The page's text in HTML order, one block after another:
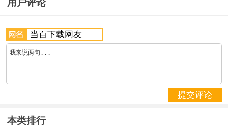
3、医疗健康
对接三甲医院专家资源，支持在线问诊、医保查询等
便民医疗服务；
公示政府工作报告、财政预决算等关键信息，打造透
明型服务政府；
用户评论
提交评论
本类排行